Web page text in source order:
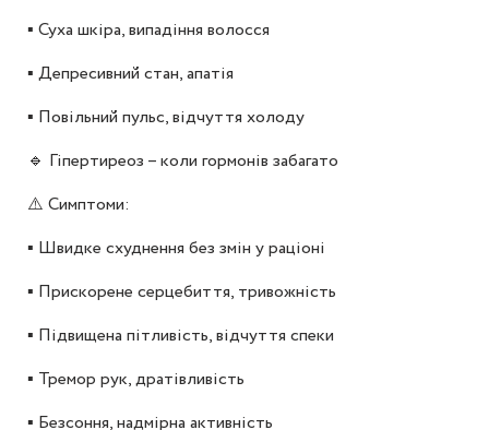
▪️ Суха шкіра, випадіння волосся
▪️ Депресивний стан, апатія
▪️ Повільний пульс, відчуття холоду
🔹 Гіпертиреоз – коли гормонів забагато
⚠️ Симптоми:
▪️ Швидке схуднення без змін у раціоні
▪️ Прискорене серцебиття, тривожність
▪️ Підвищена пітливість, відчуття спеки
▪️ Тремор рук, дратівливість
▪️ Безсоння, надмірна активність